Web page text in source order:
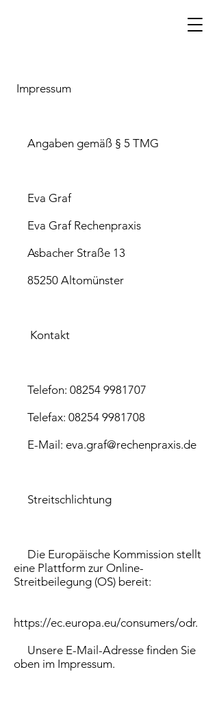
Impressum
Angaben gemäß § 5 TMG
Eva Graf
Eva Graf Rechenpraxis
Asbacher Straße 13
85250 Altomünster
Kontakt
Telefon: 08254 9981707
Telefax: 08254 9981708
E-Mail: eva.graf@rechenpraxis.de
Streitschlichtung
Die Europäische Kommission stellt
eine Plattform zur Online-
Streitbeilegung (OS) bereit:
https://ec.europa.eu/consumers/odr.
Unsere E-Mail-Adresse finden Sie
oben im Impressum.